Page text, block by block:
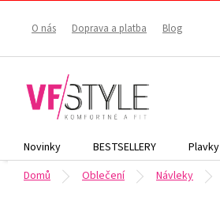
O nás Doprava a platba Blog
Novinky BESTSELLERY Plavky
Domů
Oblečení Návleky